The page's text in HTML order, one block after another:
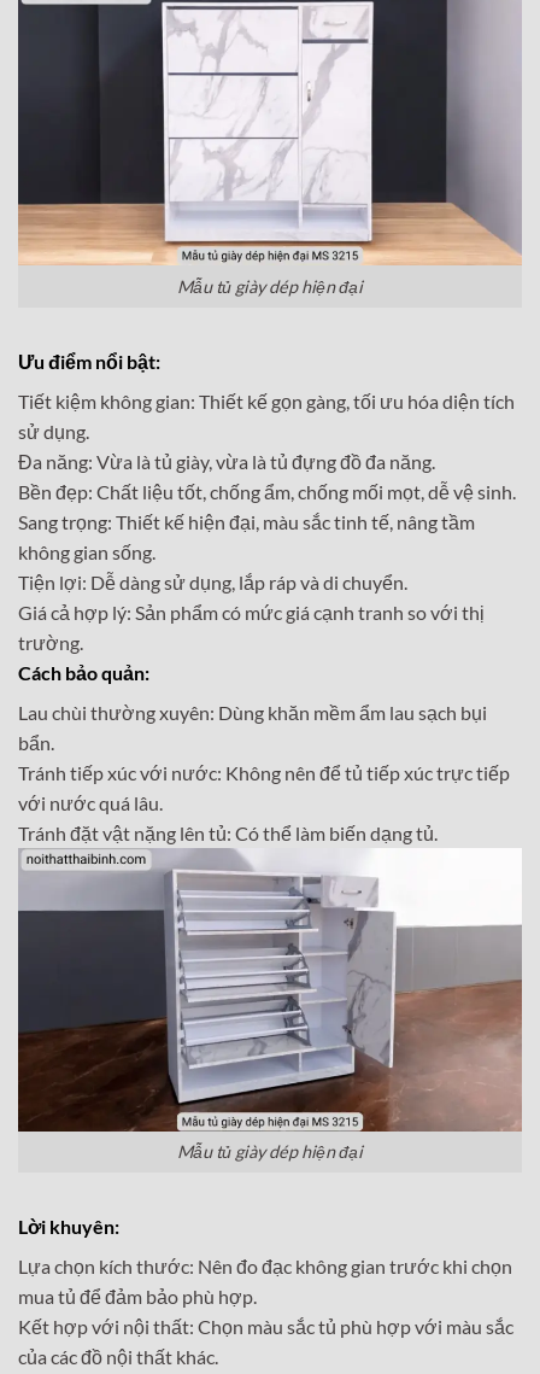
Mẫu tủ giày dép hiện đại
Ưu điểm nổi bật:
Tiết kiệm không gian: Thiết kế gọn gàng, tối ưu hóa diện tích
sử dụng.
Đa năng: Vừa là tủ giày, vừa là tủ đựng đồ đa năng.
Bền đẹp: Chất liệu tốt, chống ẩm, chống mối mọt, dễ vệ sinh.
Sang trọng: Thiết kế hiện đại, màu sắc tinh tế, nâng tầm
không gian sống.
Tiện lợi: Dễ dàng sử dụng, lắp ráp và di chuyển.
Giá cả hợp lý: Sản phẩm có mức giá cạnh tranh so với thị
trường.
Cách bảo quản:
Lau chùi thường xuyên: Dùng khăn mềm ẩm lau sạch bụi
bẩn.
Tránh tiếp xúc với nước: Không nên để tủ tiếp xúc trực tiếp
với nước quá lâu.
Tránh đặt vật nặng lên tủ: Có thể làm biến dạng tủ.
Mẫu tủ giày dép hiện đại
Lời khuyên:
Lựa chọn kích thước: Nên đo đạc không gian trước khi chọn
mua tủ để đảm bảo phù hợp.
Kết hợp với nội thất: Chọn màu sắc tủ phù hợp với màu sắc
của các đồ nội thất khác.